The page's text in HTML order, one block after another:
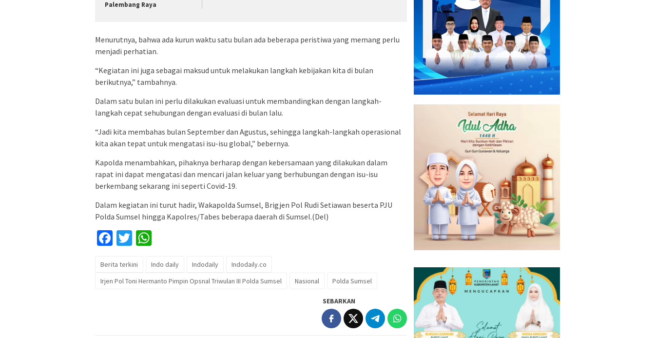
Palembang Raya
Menurutnya, bahwa ada kurun waktu satu bulan ada beberapa peristiwa yang memang perlu
menjadi perhatian.
“Kegiatan ini juga sebagai maksud untuk melakukan langkah kebijakan kita di bulan
berikutnya,” tambahnya.
Dalam satu bulan ini perlu dilakukan evaluasi untuk membandingkan dengan langkah-
langkah cepat sehubungan dengan evaluasi di bulan lalu.
“Jadi kita membahas bulan September dan Agustus, sehingga langkah-langkah operasional
kita akan tepat untuk mengatasi isu-isu global,” bebernya.
Kapolda menambahkan, pihaknya berharap dengan kebersamaan yang dilakukan dalam
rapat ini dapat mengatasi dan mencari jalan keluar yang berhubungan dengan isu-isu
berkembang sekarang ini seperti Covid-19.
Dalam kegiatan ini turut hadir, Wakapolda Sumsel, Brigjen Pol Rudi Setiawan beserta PJU
Polda Sumsel hingga Kapolres/Tabes beberapa daerah di Sumsel.(Del)
Facebook
Twitter
Berita terkini Indo daily Indodaily
Indodaily.co
Irjen Pol Toni Hermanto Pimpin Opsnal Triwulan III Polda Sumsel
Nasional Polda Sumsel
SEBARKAN